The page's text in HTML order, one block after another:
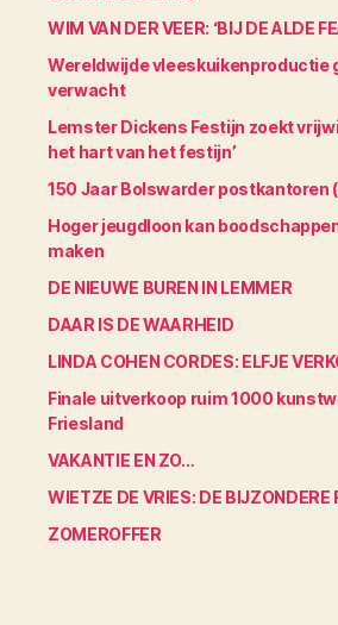
WIM VAN DER VEER: ‘BIJ DE ALDE
Wereldwijde vleeskuikenproductie
verwacht
Lemster Dickens Festijn zoekt
het hart van het festijn’
150 Jaar Bolswarder postkantoren
Hoger jeugdloon kan
maken
DE NIEUWE BUREN IN LEMMER
DAAR IS DE WAARHEID
LINDA COHEN CORDES: ELFJE
Finale uitverkoop ruim 1000
Friesland
VAKANTIE EN ZO…
WIETZE DE VRIES: DE BIJZONDERE
ZOMEROFFER